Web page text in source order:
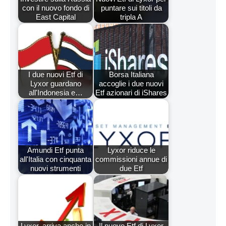
con il nuovo fondo di
East Capital
puntare sui titoli da
tripla A
I due nuovi Etf di
Lyxor guardano
all'Indonesia e…
Borsa Italiana
accoglie i due nuovi
Etf azionari di iShares
Amundi Etf punta
all'Italia con cinquanta
nuovi strumenti
Lyxor riduce le
commissioni annue di
due Etf